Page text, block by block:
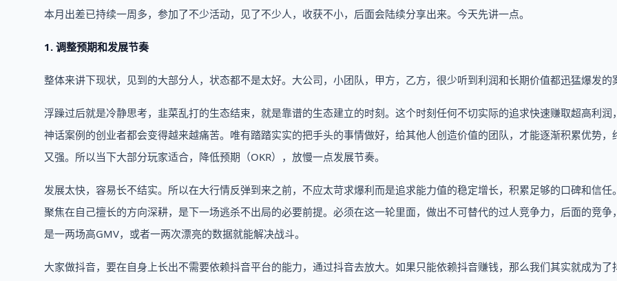
本月出差已持续一周多，参加了不少活动，见了不少人，收获不小，后面会陆续分享出来。今天先讲一点。
1. 调整预期和发展节奏
整体来讲下现状，见到的大部分人，状态都不是太好。大公司，小团队，甲方，乙方，很少听到利润和长期价值都迅猛爆发的
浮躁过后就是冷静思考，韭菜乱打的生态结束，就是靠谱的生态建立的时刻。这个时刻任何不切实际的追求快速赚取超高利润
神话案例的创业者都会变得越来越痛苦。唯有踏踏实实的把手头的事情做好，给其他人创造价值的团队，才能逐渐积累优势，
又强。所以当下大部分玩家适合，降低预期（OKR），放慢一点发展节奏。
发展太快，容易长不结实。所以在大行情反弹到来之前，不应太苛求爆利而是追求能力值的稳定增长，积累足够的口碑和信任
聚焦在自己擅长的方向深耕，是下一场逃杀不出局的必要前提。必须在这一轮里面，做出不可替代的过人竞争力，后面的竞争
是一两场高GMV，或者一两次漂亮的数据就能解决战斗。
大家做抖音，要在自身上长出不需要依赖抖音平台的能力，通过抖音去放大。如果只能依赖抖音赚钱，那么我们其实就成为了